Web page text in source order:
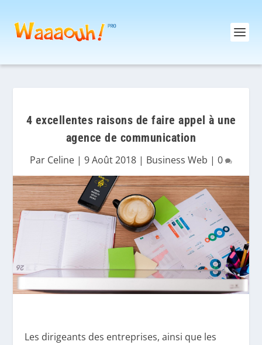
4 excellentes raisons de faire appel à une
agence de communication
Par Celine | 9 Août 2018 | Business Web | 0
Les dirigeants des entreprises, ainsi que les